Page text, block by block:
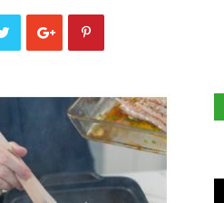
Sapori